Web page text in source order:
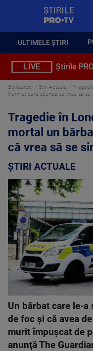
ULTIMELE ȘTIRI
LIVE Știrile
Stirileprotv Știri Actuale
înarmat care spunea că vrea să se
Tragedie în
mortal un
că vrea să se
ȘTIRI ACTUALE
Un bărbat care le-
de foc şi că avea
murit împuşcat de
anunţă The